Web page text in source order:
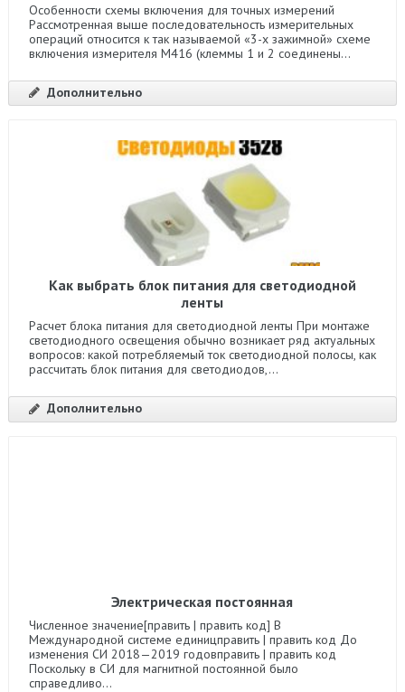
Особенности схемы включения для точных измерений
Рассмотренная выше последовательность измерительных
операций относится к так называемой «3-х зажимной» схеме
включения измерителя М416 (клеммы 1 и 2 соединены...
Дополнительно
Как выбрать блок питания для светодиодной
ленты
Расчет блока питания для светодиодной ленты При монтаже
светодиодного освещения обычно возникает ряд актуальных
вопросов: какой потребляемый ток светодиодной полосы, как
рассчитать блок питания для светодиодов,...
Дополнительно
Электрическая постоянная
Численное значение[править | править код] В
Международной системе единицправить | править код До
изменения СИ 2018—2019 годовправить | править код
Поскольку в СИ для магнитной постоянной было
справедливо...